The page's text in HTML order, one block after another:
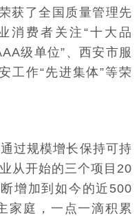
获了全国质量管理先
消费者关注“十大品
级单位”、西安市服
工作“先进集体”等荣
过规模增长保持可持
从开始的三个项目20
增加到如今的近500
家庭，一点一滴积累